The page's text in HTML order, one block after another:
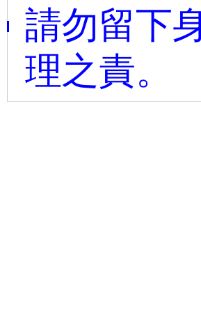
請勿留下
理之責。